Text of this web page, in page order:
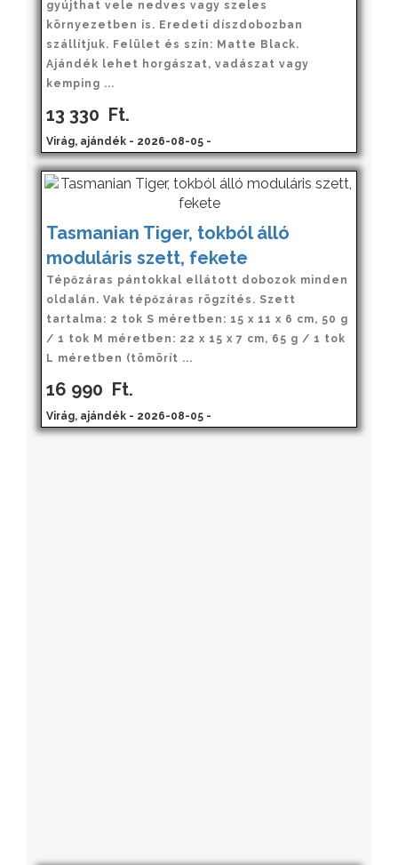
gyújthat vele nedves vagy szeles
környezetben is. Eredeti díszdobozban
szállítjuk. Felület és szín: Matte Black.
Ajándék lehet horgászat, vadászat vagy
kemping ...
13 330 Ft.
Virág, ajándék - 2026-08-05 -
Tasmanian Tiger, tokból álló
moduláris szett, fekete
Tépőzáras pántokkal ellátott dobozok minden
oldalán. Vak tépőzáras rögzítés. Szett
tartalma: 2 tok S méretben: 15 x 11 x 6 cm, 50 g
/ 1 tok M méretben: 22 x 15 x 7 cm, 65 g / 1 tok
L méretben (tömörít ...
16 990 Ft.
Virág, ajándék - 2026-08-05 -